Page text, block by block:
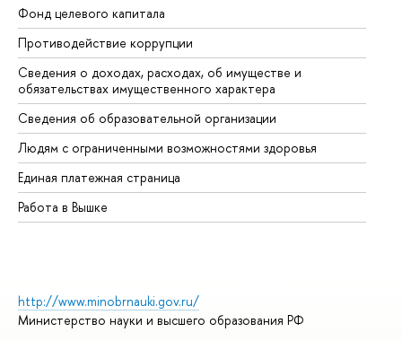
Фонд целевого капитала
Противодействие коррупции
Сведения о доходах, расходах, об имуществе и
обязательствах имущественного характера
Сведения об образовательной организации
Людям с ограниченными возможностями здоровья
Единая платежная страница
Работа в Вышке
http://www.minobrnauki.gov.ru/
Министерство науки и высшего образования РФ